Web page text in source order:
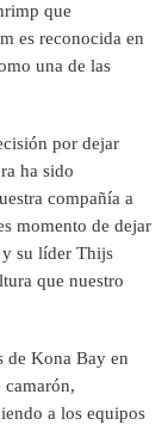
que
es reconocida en
una de las
por dejar
ha sido
compañía a
momento de dejar
y su líder Thijs
que nuestro
de Kona Bay en
camarón,
a los equipos